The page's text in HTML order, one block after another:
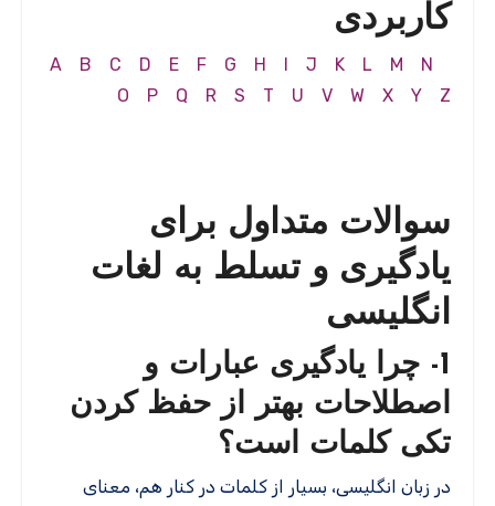
کاربردی
A B C D E F G H I J K L M
N
O
P Q R S T U V W X Y Z
سوالات متداول برای
یادگیری و تسلط به لغات
انگلیسی
1- چرا یادگیری عبارات و
اصطلاحات بهتر از حفظ کردن
تکی کلمات است؟
در زبان انگلیسی، بسیار از کلمات در کنار هم، معنای